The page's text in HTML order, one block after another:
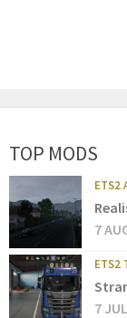
TOP MODS
ETS2
7
ETS2
7